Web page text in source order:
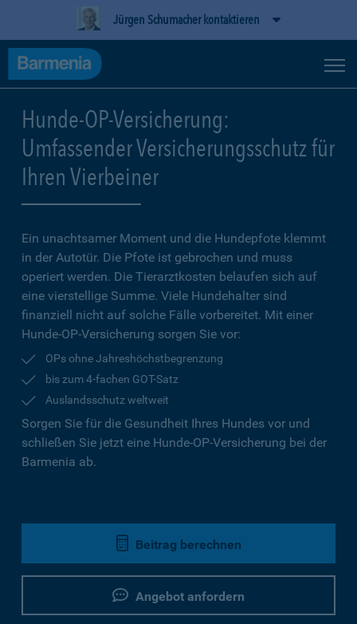
Jürgen Schumacher kontaktieren
Hunde-OP-Versicherung:
Umfassender Versicherungsschutz für
Ihren Vierbeiner
Ein unachtsamer Moment und die Hundepfote klemmt
in der Autotür. Die Pfote ist gebrochen und muss
operiert werden. Die Tierarztkosten belaufen sich auf
eine vierstellige Summe. Viele Hundehalter sind
finanziell nicht auf solche Fälle vorbereitet. Mit einer
Hunde-OP-Versicherung sorgen Sie vor:
OPs ohne Jahreshöchstbegrenzung
bis zum 4-fachen GOT-Satz
Auslandsschutz weltweit
Sorgen Sie für die Gesundheit Ihres Hundes vor und
schließen Sie jetzt eine Hunde-OP-Versicherung bei der
Barmenia ab.
Beitrag berechnen
Angebot anfordern